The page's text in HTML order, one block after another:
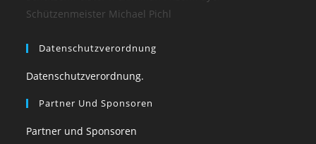
Schützenmeister Michael Pichl
Datenschutzverordnung
Datenschutzverordnung.
Partner Und Sponsoren
Partner und Sponsoren